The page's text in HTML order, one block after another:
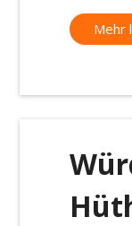
Mehr